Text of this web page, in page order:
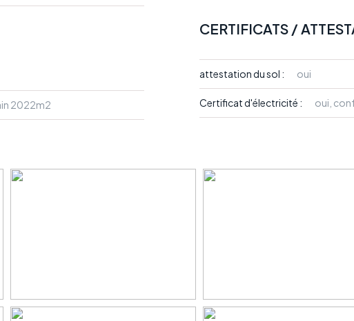
CERTIFICATS /
attestation du sol : oui
Certificat d'électricité : oui,
2022m2